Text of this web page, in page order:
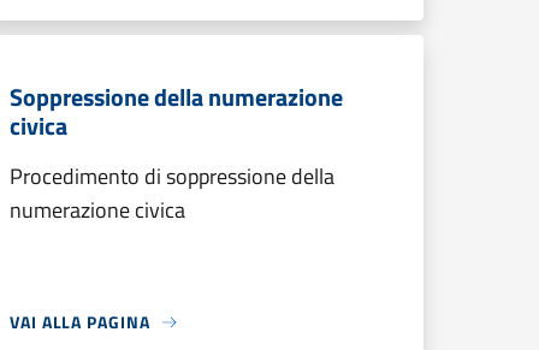
Soppressione della numerazione
civica
Procedimento di soppressione della
numerazione civica
VAI ALLA PAGINA